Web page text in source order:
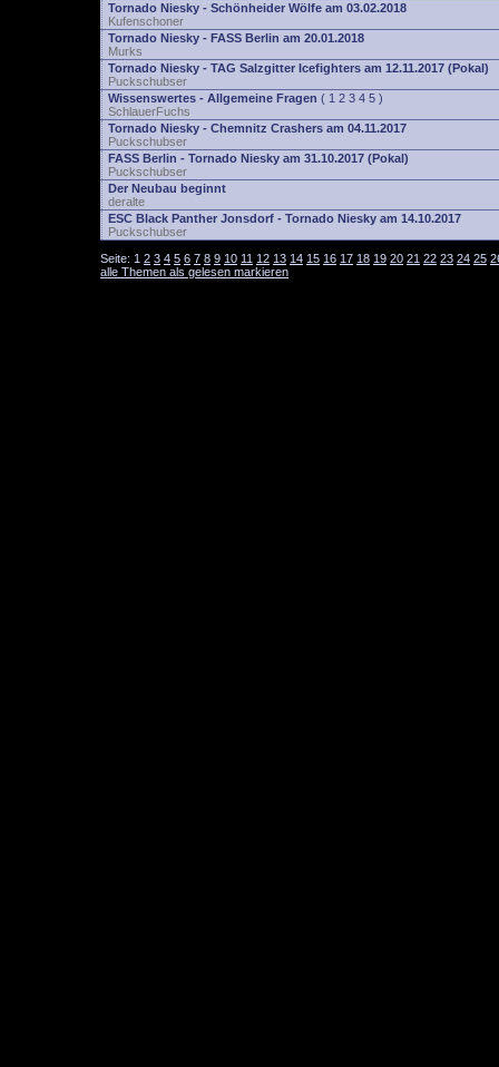
Tornado Niesky - Schönheider Wölfe am 03.02.2018
Kufenschoner
Tornado Niesky - FASS Berlin am 20.01.2018
Murks
Tornado Niesky - TAG Salzgitter Icefighters am 12.11.2017 (Pokal)
Puckschubser
Wissenswertes - Allgemeine Fragen ( 1 2 3 4 5 )
SchlauerFuchs
Tornado Niesky - Chemnitz Crashers am 04.11.2017
Puckschubser
FASS Berlin - Tornado Niesky am 31.10.2017 (Pokal)
Puckschubser
Der Neubau beginnt
deralte
ESC Black Panther Jonsdorf - Tornado Niesky am 14.10.2017
Puckschubser
Seite: 1 2 3 4 5 6 7 8 9 10 11 12 13 14 15 16 17 18 19 20 21 22 23 24 25
alle Themen als gelesen markieren